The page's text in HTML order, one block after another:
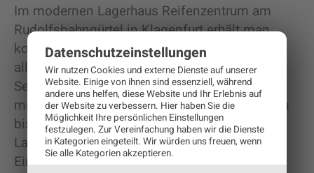
Datenschutz­einstellungen
Wir nutzen Cookies und externe Dienste auf unserer
Website. Einige von ihnen sind essenziell, während
andere uns helfen, diese Website und Ihr Erlebnis auf
der Website zu verbessern. Hier haben Sie die
Möglichkeit Ihre persönlichen Einstellungen
festzulegen. Zur Vereinfachung haben wir die Dienste
in Kategorien eingeteilt. Wir würden uns freuen, wenn
Sie alle Kategorien akzeptieren.
Im modernen Lagerhaus Reifenzentrum am
Rudolfsbahngürtel in Klagenfurt erhält man
kompetente Fachberatung für die Bereifung
aller Fahrzeugtypen, sowie fachgerechte
Service- und Montageleistungen. Mit einem
modernen Reifenlager und einer Kapazität von
bis zu 10.000 Kundenrädern, bietet das
Lagerhaus auch ein bequemes Reifen-
Einlagerungs-Service.